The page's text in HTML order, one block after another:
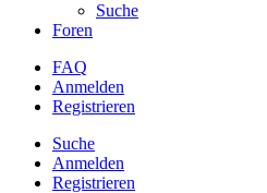
Suche
Foren
FAQ
Anmelden
Registrieren
Suche
Anmelden
Registrieren